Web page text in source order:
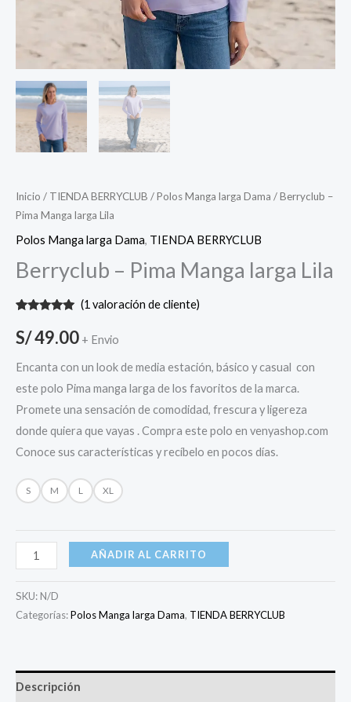
Inicio / TIENDA BERRYCLUB /Polos Manga larga Dama / Berryclub –
Pima Manga larga Lila
Polos Manga larga Dama, TIENDA BERRYCLUB
Berryclub – Pima Manga larga Lila
con 5.00 de
5 en base
de un
(1valoración de cliente)
S/49.00 + Envio
Encanta con un look de media estación, básico y casual con
este polo Pima manga larga de los favoritos de la marca.
Promete una sensación de comodidad, frescura y ligereza
donde quiera que vayas . Compra este polo en venyashop.com
Conoce sus características y recíbelo en pocos días.
S M L XL
AÑADIR AL CARRITO
SKU: N/D
Categorías:Polos Manga larga Dama, TIENDA BERRYCLUB
Descripción